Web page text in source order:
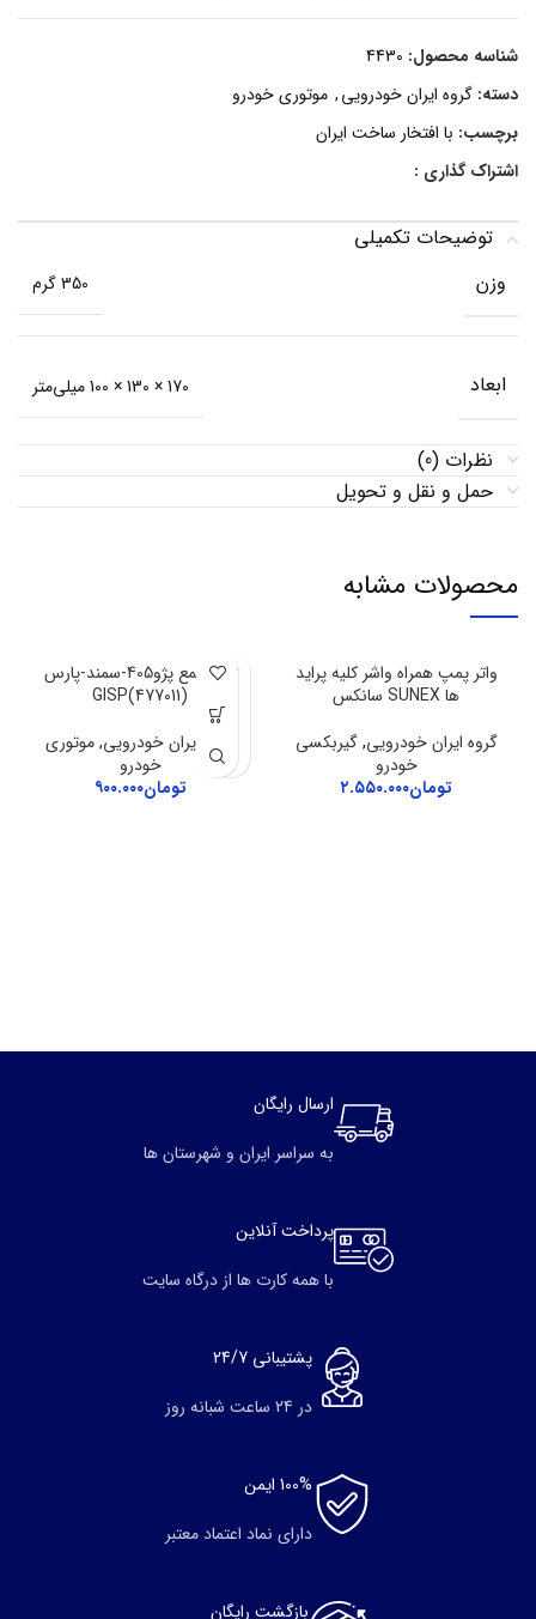
شناسه محصول: 4430
دسته: گروه ایران خودرویی, موتوری خودرو
برچسب: با افتخار ساخت ایران
اشتراک گذاری :
توضیحات تکمیلی
وزن
350 گرم
ابعاد 170 × 130 × 100 میلی‌متر
نظرات (0)
حمل و نقل و تحویل
محصولات مشابه
واتر پمپ همراه واشر کلیه پراید
ها SUNEX سانکس
گروه ایران خودرویی,گیربکسی
خودرو
تومان۲.۵۵۰.۰۰۰
وایر شمع پژو405-سمند-پارس
GISP(477011)
گروه ایران خودرویی,موتوری
خودرو
تومان۹۰۰.۰۰۰
ارسال رایگان
به سراسر ایران و شهرستان ها
پرداخت آنلاین
با همه کارت ها از درگاه سایت
پشتیبانی 24/7
در 24 ساعت شبانه روز
100% ایمن
دارای نماد اعتماد معتبر
بازگشت رایگان